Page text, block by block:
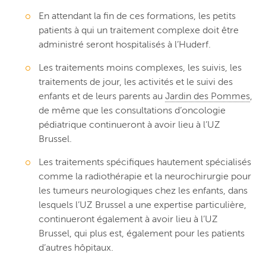
En attendant la fin de ces formations, les petits
patients à qui un traitement complexe doit être
administré seront hospitalisés à l’Huderf.
Les traitements moins complexes, les suivis, les
traitements de jour, les activités et le suivi des
enfants et de leurs parents auJardin des Pommes,
de même que les consultations d’oncologie
pédiatrique continueront à avoir lieu à l’UZ
Brussel.
Les traitements spécifiques hautement spécialisés
comme la radiothérapie et la neurochirurgie pour
les tumeurs neurologiques chez les enfants, dans
lesquels l’UZ Brussel a une expertise particulière,
continueront également à avoir lieu à l’UZ
Brussel, qui plus est, également pour les patients
d’autres hôpitaux.